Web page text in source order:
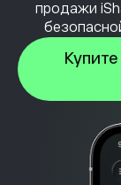
продажи